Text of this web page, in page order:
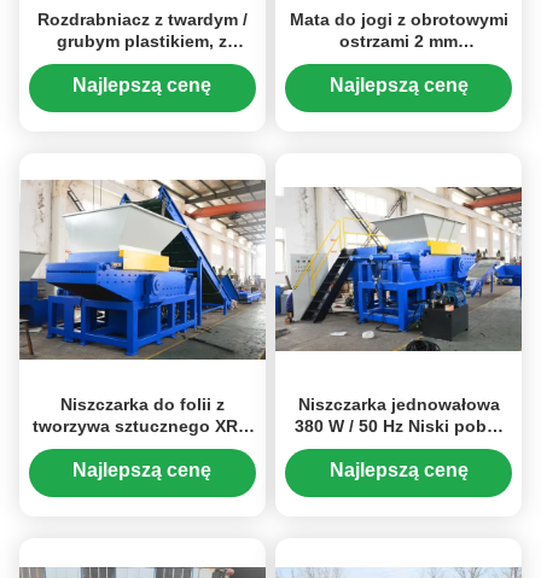
Rozdrabniacz z twardym /
grubym plastikiem, z
pojedynczym wałem,
hydrauliczne pchanie
Dostosowana pojemność
Najlepszą cenę
Mata do jogi z obrotowymi
ostrzami 2 mm
przemysłowa niszczarka do
śmieci
Najlepszą cenę
Niszczarka do folii z
tworzywa sztucznego XRM
1000, Niszczarka do folii PP
PE HDPE, silnik 55KW,
komora rozdrabniająca o
Najlepszą cenę
Niszczarka jednowałowa
380 W / 50 Hz Niski pobór
energii
Najlepszą cenę